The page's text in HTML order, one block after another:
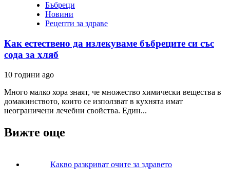
Бъбреци
Новини
Рецепти за здраве
Как естествено да излекуваме бъбреците си със
сода за хляб
10 години ago
Много малко хора знаят, че множество химически вещества в
домакинството, които се използват в кухнята имат
неограничени лечебни свойства. Един...
Вижте още
Какво разкриват очите за здравето